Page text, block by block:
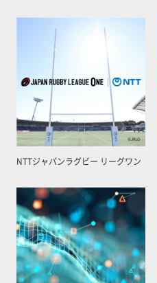
NTTジャパンラグビー リーグワン